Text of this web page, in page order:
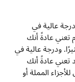
عالية في
تعني عادةً أنك
ودرجة عالية في
تعني عادةً أنك
المملة أو